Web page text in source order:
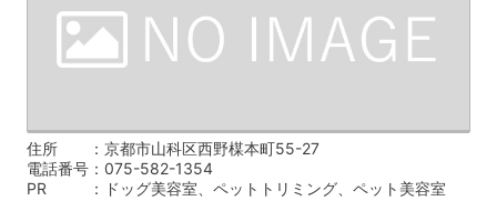
住所
京都市山科区西野楳本町55-27
電話番号
075-582-1354
PR
ドッグ美容室、ペットトリミング、ペット美容室